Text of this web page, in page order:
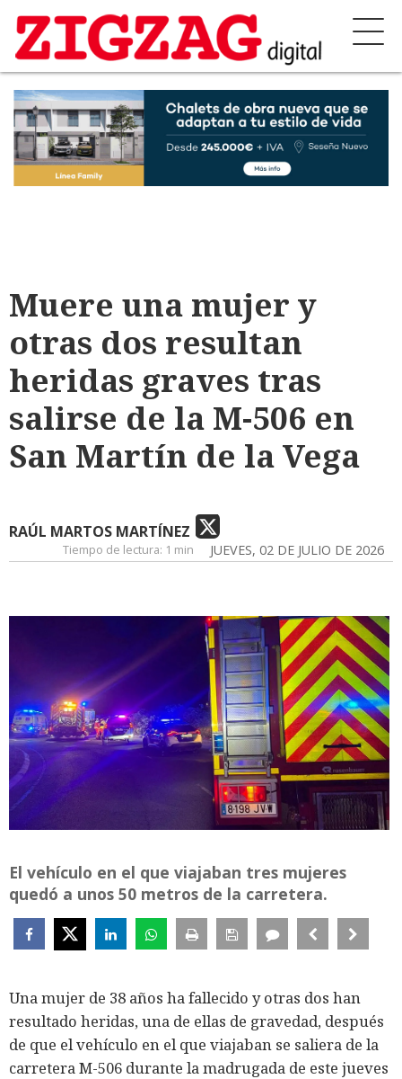
Muere una mujer y
otras dos resultan
heridas graves tras
salirse de la M-506 en
San Martín de la Vega
RAÚL MARTOS MARTÍNEZ
JUEVES, 02 DE JULIO DE 2026
Tiempo de lectura: 1 min
El vehículo en el que viajaban tres mujeres
quedó a unos 50 metros de la carretera.
Una mujer de 38 años ha fallecido y otras dos han
resultado heridas, una de ellas de gravedad, después
de que el vehículo en el que viajaban se saliera de la
carretera M-506 durante la madrugada de este jueves